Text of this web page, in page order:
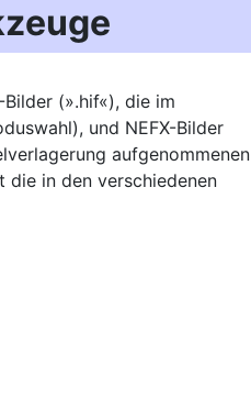
(».hif«), die im
und NEFX-Bilder
aufgenommenen
die in den verschiedenen